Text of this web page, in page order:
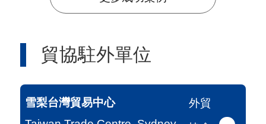
貿協駐外單位
雪梨台灣貿易中心
外貿